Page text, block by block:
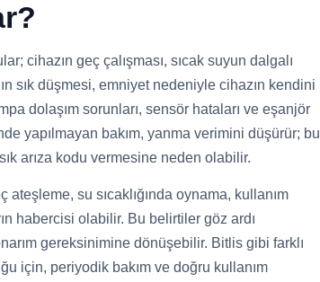
cihazın geç çalışması, sıcak suyun dalgalı
sık düşmesi, emniyet nedeniyle cihazın kendini
dolaşım sorunları, sensör hataları ve eşanjör
yapılmayan bakım, yanma verimini düşürür; bu
arıza kodu vermesine neden olabilir.
su sıcaklığında oynama, kullanım
habercisi olabilir. Bu belirtiler göz ardı
gereksinimine dönüşebilir. Bitlis gibi farklı
için, periyodik bakım ve doğru kullanım